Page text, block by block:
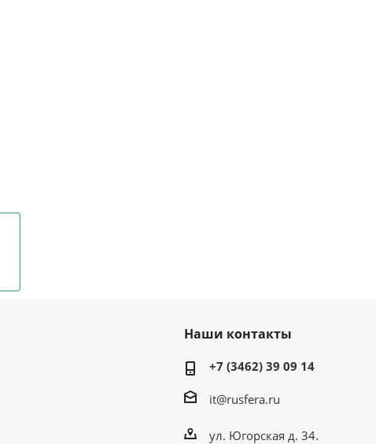
Наши контакты
+7 (3462) 39 09 14
it@rusfera.ru
ул. Югорская д. 34.